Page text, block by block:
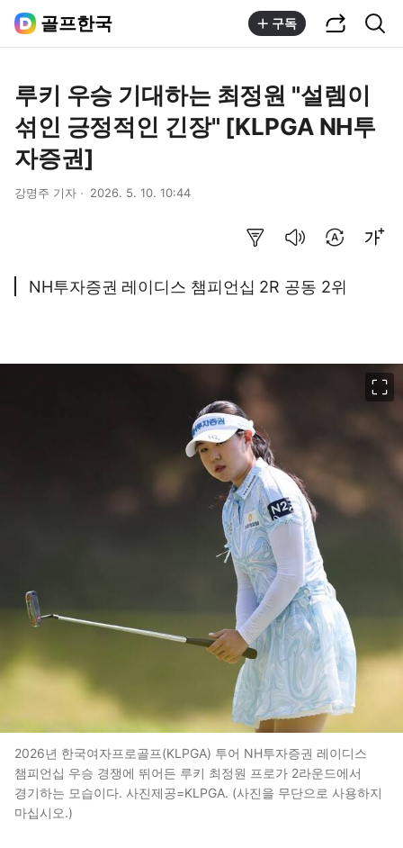
골프한국 구독
루키 우승 기대하는 최정원 "설렘이
섞인 긍정적인 긴장" [KLPGA NH투
자증권]
강명주 기자 2026. 5. 10. 10:44
NH투자증권 레이디스 챔피언십 2R 공동 2위
2026년 한국여자프로골프(KLPGA) 투어 NH투자증권 레이디스
챔피언십 우승 경쟁에 뛰어든 루키 최정원 프로가 2라운드에서
경기하는 모습이다. 사진제공=KLPGA. (사진을 무단으로 사용하지
마십시오.)